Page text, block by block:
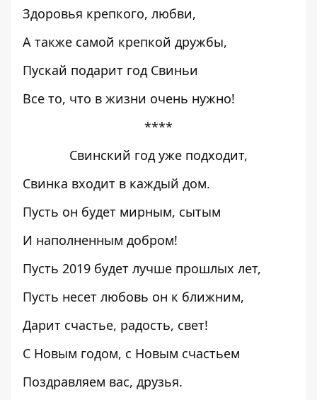
Здоровья крепкого, любви,
А также самой крепкой дружбы,
Пускай подарит год Свиньи
Все то, что в жизни очень нужно!
****
Свинский год уже подходит,
Свинка входит в каждый дом.
Пусть он будет мирным, сытым
И наполненным добром!
Пусть 2019 будет лучше прошлых лет,
Пусть несет любовь он к ближним,
Дарит счастье, радость, свет!
С Новым годом, с Новым счастьем
Поздравляем вас, друзья.